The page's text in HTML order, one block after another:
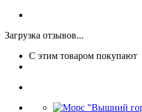
Загрузка отзывов...
С этим товаром покупают